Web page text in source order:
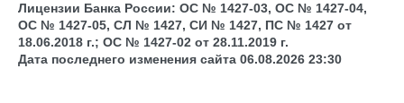
Лицензии Банка России: ОС № 1427-03, ОС № 1427-04,
ОС № 1427-05, СЛ № 1427, СИ № 1427, ПС № 1427 от
18.06.2018 г.; ОС № 1427-02 от 28.11.2019 г.
Дата последнего изменения сайта 06.08.2026 23:30